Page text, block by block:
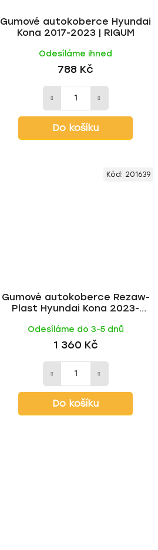
uGumové autokoberce Hyundai
Kona 2017-2023 | RIGUM
Odesíláme ihned
788 Kč
Do košíku
Gumové autokoberce Rezaw-
Plast Hyundai Kona 2023-
Odesíláme do 3-5 dnů
1 360 Kč
Do košíku
Kód: 201639